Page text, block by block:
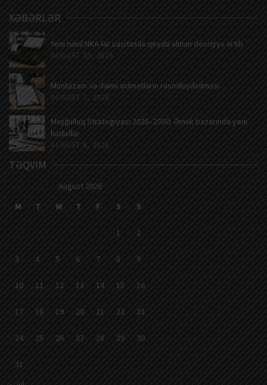
XƏBƏRLƏR
Yeni nəsil NKA-lar vasitəsilə qeydə alınan dövriyyə artıb
AUGUST 10, 2026
Müntəzəm və daimi xidmətlərin rəsmiləşdirilməsi
AUGUST 7, 2026
Məşğulluq Strategiyası 2026–2030: Əmək bazarında yeni
hədəflər
AUGUST 6, 2026
TƏQVIM
August 2026
M
T W T F S S
1 2
3 4 5 6 7 8 9
10 11 12 13 14 15 16
17 18 19 20 21 22 23
24 25 26 27 28 29 30
31